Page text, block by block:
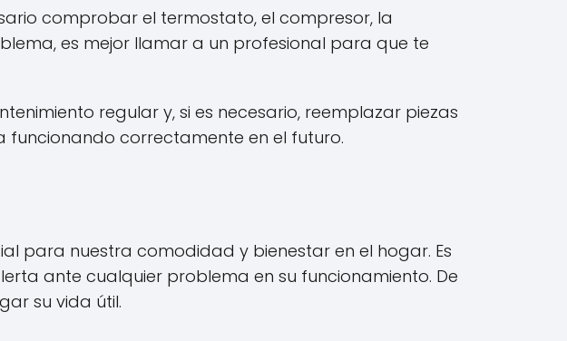
comprobar el termostato, el compresor, la
es mejor llamar a un profesional para que te
regular y, si es necesario, reemplazar piezas
correctamente en el futuro.
para nuestra comodidad y bienestar en el hogar. Es
ante cualquier problema en su funcionamiento. De
su vida útil.